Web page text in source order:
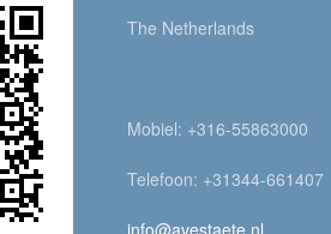
The Netherlands
Mobiel: +316-55863000
Telefoon: +31344-661407
info@avestaete.nl